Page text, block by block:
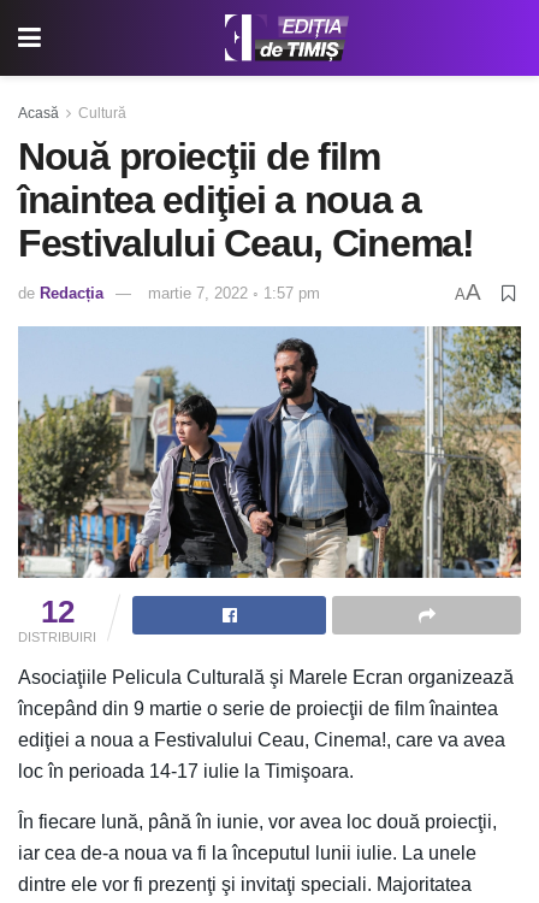
Acasă Cultură
Nouă proiecţii de film
înaintea ediţiei a noua a
Festivalului Ceau, Cinema!
de Redacția martie 7, 2022 ◦ 1:57 pm AA
12
DISTRIBUIRI
Asociaţiile Pelicula Culturală şi Marele Ecran organizează
începând din 9 martie o serie de proiecţii de film înaintea
ediţiei a noua a Festivalului Ceau, Cinema!, care va avea
loc în perioada 14-17 iulie la Timişoara.
În fiecare lună, până în iunie, vor avea loc două proiecţii,
iar cea de-a noua va fi la începutul lunii iulie. La unele
dintre ele vor fi prezenţi şi invitaţi speciali. Majoritatea